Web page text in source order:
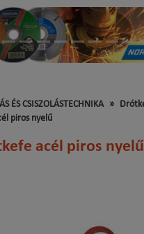
ÉS CSISZOLÁSTECHNIKA
piros nyelű
acél piros nyelű